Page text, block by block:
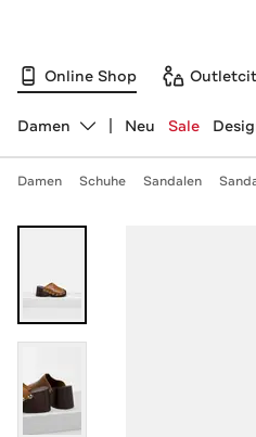
Online Shop
Abteilung ändern, ausgewählt:
Damen Neu Sale
Damen Schuhe Sandalen